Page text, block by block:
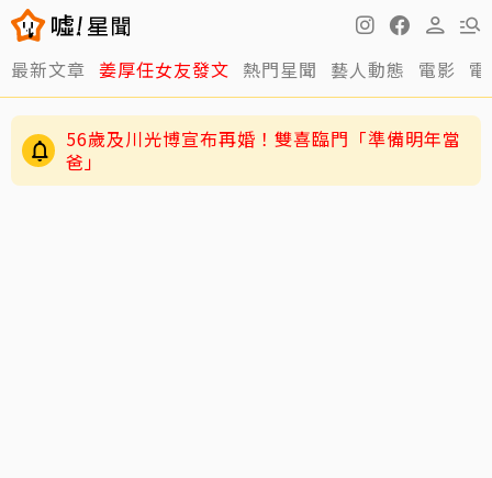
最新文章 姜厚任女友發文 熱門星聞 藝人動態 電影
56歲及川光博宣布再婚！雙喜臨門「準備明年當
爸」